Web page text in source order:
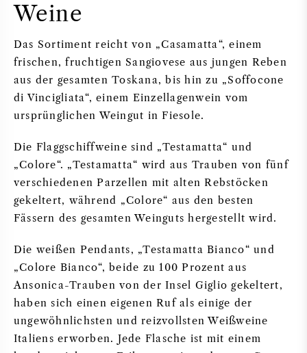
Weine
Das Sortiment reicht von „Casamatta“, einem
frischen, fruchtigen Sangiovese aus jungen Reben
aus der gesamten Toskana, bis hin zu „Soffocone
di Vincigliata“, einem Einzellagenwein vom
ursprünglichen Weingut in Fiesole.
Die Flaggschiffweine sind „Testamatta“ und
„Colore“. „Testamatta“ wird aus Trauben von fünf
verschiedenen Parzellen mit alten Rebstöcken
gekeltert, während „Colore“ aus den besten
Fässern des gesamten Weinguts hergestellt wird.
Die weißen Pendants, „Testamatta Bianco“ und
„Colore Bianco“, beide zu 100 Prozent aus
Ansonica-Trauben von der Insel Giglio gekeltert,
haben sich einen eigenen Ruf als einige der
ungewöhnlichsten und reizvollsten Weißweine
Italiens erworben. Jede Flasche ist mit einem